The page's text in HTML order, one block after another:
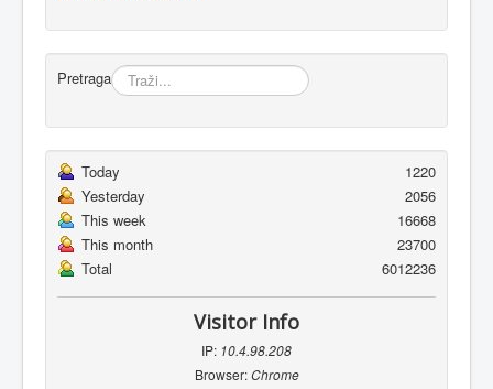
Pretraga
Today
1220
Yesterday
2056
This week
16668
This month
23700
Total
6012236
Visitor Info
IP: 10.4.98.208
Browser:Chrome